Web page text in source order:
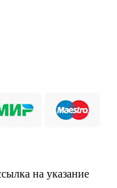
на указание